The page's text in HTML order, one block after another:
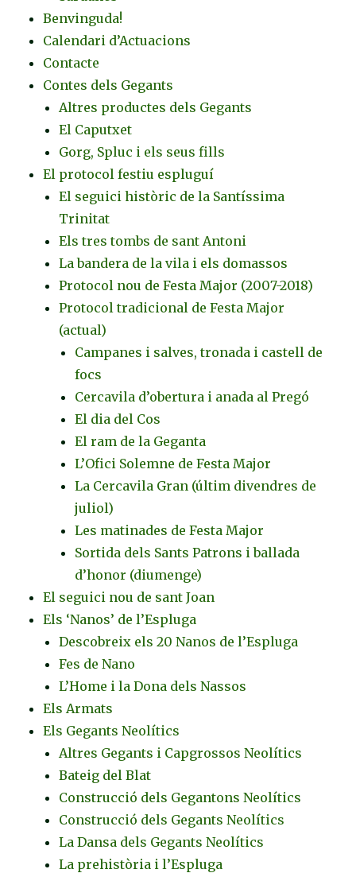
Benvinguda!
Calendari d’Actuacions
Contacte
Contes dels Gegants
Altres productes dels Gegants
El Caputxet
Gorg, Spluc i els seus fills
El protocol festiu espluguí
El seguici històric de la Santíssima
Trinitat
Els tres tombs de sant Antoni
La bandera de la vila i els domassos
Protocol nou de Festa Major (2007-2018)
Protocol tradicional de Festa Major
(actual)
Campanes i salves, tronada i castell de
focs
Cercavila d’obertura i anada al Pregó
El dia del Cos
El ram de la Geganta
L’Ofici Solemne de Festa Major
La Cercavila Gran (últim divendres de
juliol)
Les matinades de Festa Major
Sortida dels Sants Patrons i ballada
d’honor (diumenge)
El seguici nou de sant Joan
Els ‘Nanos’ de l’Espluga
Descobreix els 20 Nanos de l’Espluga
Fes de Nano
L’Home i la Dona dels Nassos
Els Armats
Els Gegants Neolítics
Altres Gegants i Capgrossos Neolítics
Bateig del Blat
Construcció dels Gegantons Neolítics
Construcció dels Gegants Neolítics
La Dansa dels Gegants Neolítics
La prehistòria i l’Espluga